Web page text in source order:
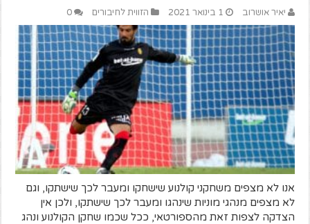
יאיר אושרוב 1 בינואר 2021 הזווית לחיבורים 0
אנו לא מצפים משחקני קולנוע שישחקו ומעבר לכך שישתקו, וגם
לא מצפים מנהגי מוניות שינהגו ומעבר לכך שישתקו, ולכן אין
הצדקה לצפות זאת מהספורטאי, ככל שכמו שחקן הקולנוע ונהג